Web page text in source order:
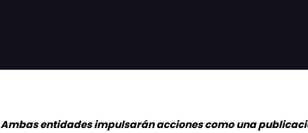
Ambas entidades impulsarán acciones como una